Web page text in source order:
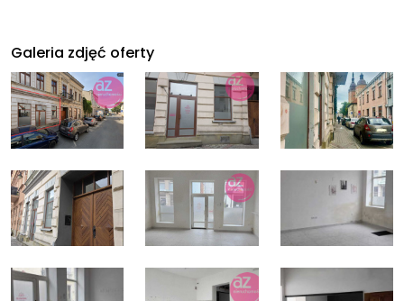
Galeria zdjęć oferty